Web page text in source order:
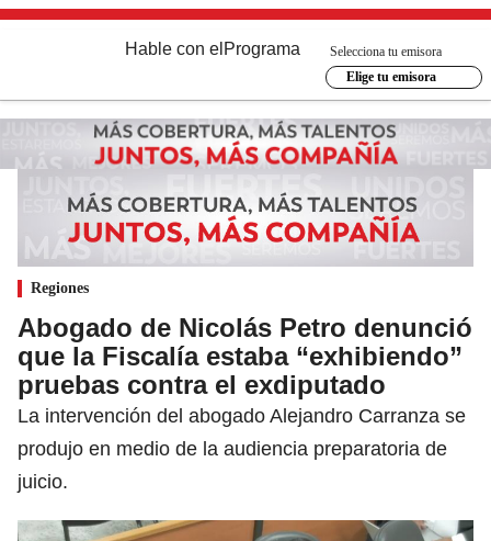
Hable con el Programa
Selecciona tu emisora
Elige tu emisora
Regiones
Abogado de Nicolás Petro denunció
que la Fiscalía estaba “exhibiendo”
pruebas contra el exdiputado
La intervención del abogado Alejandro Carranza se
produjo en medio de la audiencia preparatoria de
juicio.